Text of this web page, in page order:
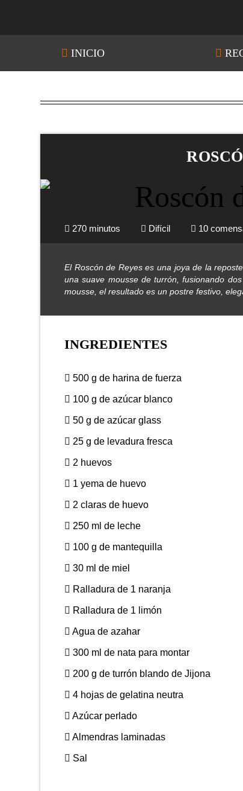
INICIO
270 minutos Difícil 10
El Roscón de Reyes es una joya de la
una suave mousse de turrón, fusionando
mousse, el resultado es un postre festivo,
INGREDIENTES
500 g de harina de fuerza
100 g de azúcar blanco
50 g de azúcar glass
25 g de levadura fresca
2 huevos
1 yema de huevo
2 claras de huevo
250 ml de leche
100 g de mantequilla
30 ml de miel
Ralladura de 1 naranja
Ralladura de 1 limón
Agua de azahar
300 ml de nata para montar
200 g de turrón blando de Jijona
4 hojas de gelatina neutra
Azúcar perlado
Almendras laminadas
Sal